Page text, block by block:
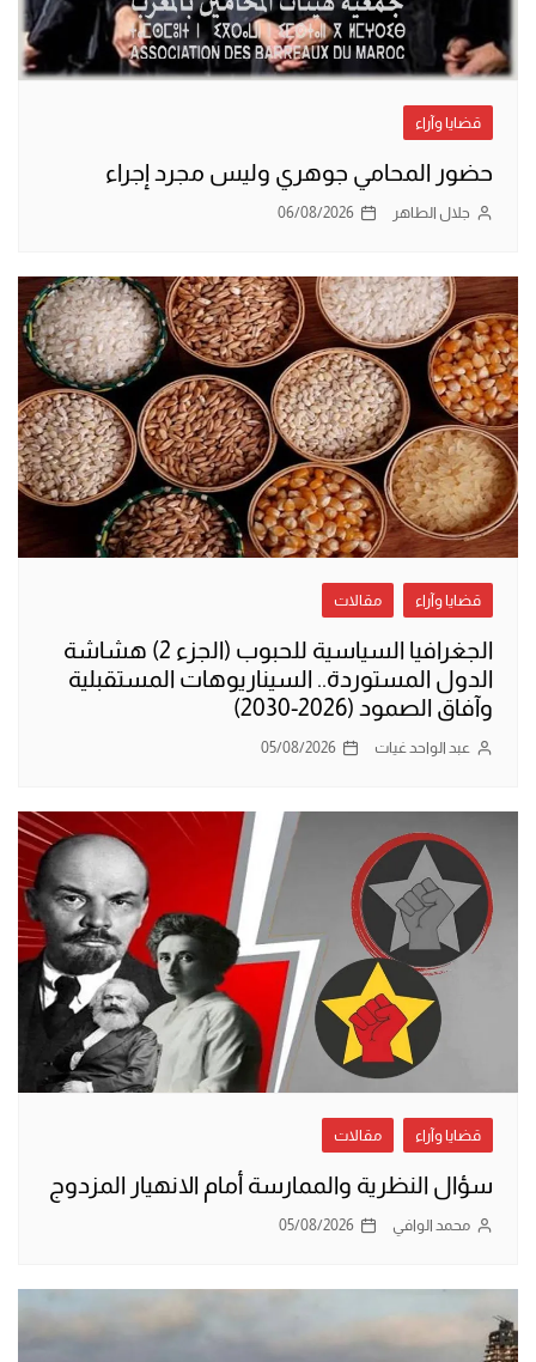
قضايا وآراء
حضور المحامي جوهري وليس مجرد إجراء
جلال الطاهر 06/08/2026
قضايا وآراء مقالات
الجغرافيا السياسية للحبوب (الجزء 2) هشاشة
الدول المستوردة.. السيناريوهات المستقبلية
وآفاق الصمود (2026-2030)
عبد الواحد غيات 05/08/2026
قضايا وآراء مقالات
سؤال النظرية والممارسة أمام الانهيار المزدوج
محمد الوافي 05/08/2026